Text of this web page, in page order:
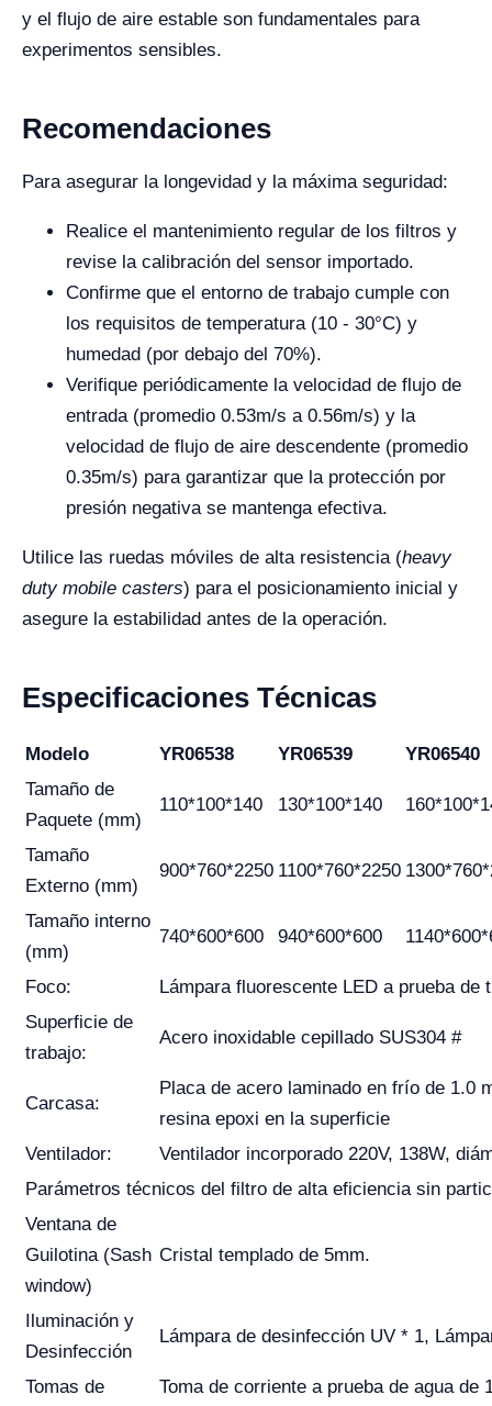
y el flujo de aire estable son fundamentales para
experimentos sensibles.
Recomendaciones
Para asegurar la longevidad y la máxima seguridad:
Realice el mantenimiento regular de los filtros y
revise la calibración del sensor importado.
Confirme que el entorno de trabajo cumple con
los requisitos de temperatura (10 - 30°C) y
humedad (por debajo del 70%).
Verifique periódicamente la velocidad de flujo de
entrada (promedio 0.53m/s a 0.56m/s) y la
velocidad de flujo de aire descendente (promedio
0.35m/s) para garantizar que la protección por
presión negativa se mantenga efectiva.
Utilice las ruedas móviles de alta resistencia (heavy
duty mobile casters) para el posicionamiento inicial y
asegure la estabilidad antes de la operación.
Especificaciones Técnicas
Modelo YR06538 YR06539
YR06540
Tamaño de
Paquete (mm)
110*100*140 130*100*140
Tamaño
Externo (mm)
900*760*2250 1100*760*2250
Tamaño interno
(mm)
740*600*600 940*600*600
Foco:
Lámpara fluorescente LED a prueba de
Superficie de
trabajo:
Acero inoxidable cepillado SUS304 #
Carcasa:
Placa de acero laminado en frío de 1.0
resina epoxi en la superficie
Ventilador:
Ventilador incorporado 220V, 138W,
Parámetros técnicos del filtro de alta eficiencia sin
Ventana de
Guilotina (Sash
window)
Cristal templado de 5mm.
Iluminación y
Desinfección
Lámpara de desinfección UV * 1,
Tomas de
Toma de corriente a prueba de agua de